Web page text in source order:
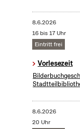
8.6.2026
16 bis 17 Uhr
Eintritt frei
Vorlesezeit
8.6.2026
20 Uhr